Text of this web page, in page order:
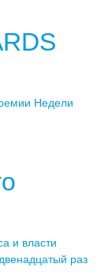
Недели
и власти
раз